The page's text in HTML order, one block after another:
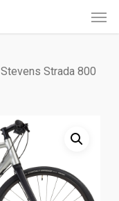
Stevens Strada 800